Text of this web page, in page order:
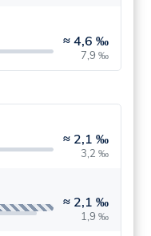
≈4,6 ‰
7,9 ‰
≈ 2,1 ‰
3,2 ‰
≈ 2,1 ‰
1,9 ‰